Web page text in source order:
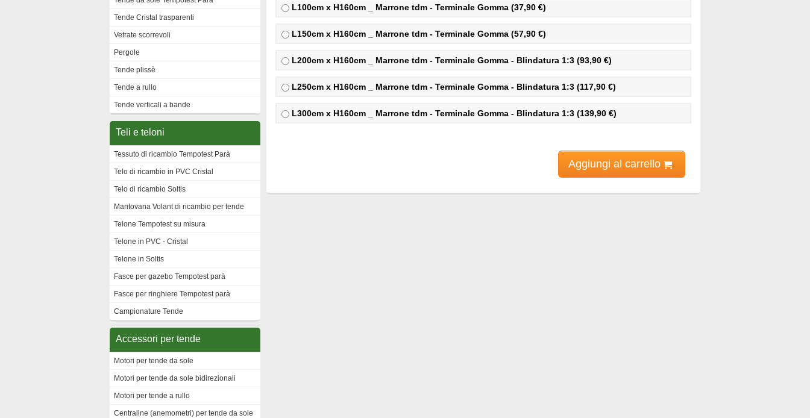
Tende Cristal trasparenti
Vetrate scorrevoli
Pergole
Tende plissè
Tende a rullo
Tende verticali a bande
Teli e teloni
Tessuto di ricambio Tempotest Parà
Telo di ricambio in PVC Cristal
Telo di ricambio Soltis
Mantovana Volant di ricambio per tende
Telone Tempotest su misura
Telone in PVC - Cristal
Telone in Soltis
Fasce per gazebo Tempotest parà
Fasce per ringhiere Tempotest parà
Campionature Tende
Accessori per tende
Motori per tende da sole
Motori per tende da sole bidirezionali
Motori per tende a rullo
Centraline (anemometri) per tende da sole
L100cm x H160cm _ Marrone tdm - Terminale Gomma (37,90 €)
L150cm x H160cm _ Marrone tdm - Terminale Gomma (57,90 €)
L200cm x H160cm _ Marrone tdm - Terminale Gomma - Blindatura 1:3 (93,90 €)
L250cm x H160cm _ Marrone tdm - Terminale Gomma - Blindatura 1:3 (117,90 €)
L300cm x H160cm _ Marrone tdm - Terminale Gomma - Blindatura 1:3 (139,90 €)
Aggiungi al carrello